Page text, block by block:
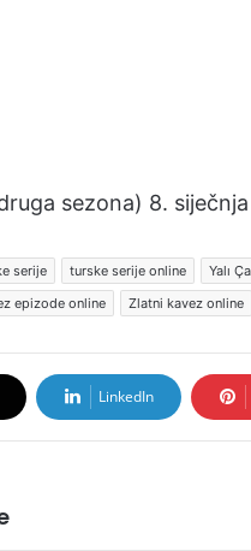
sezona) 8.
serije turske serije online Yalı
epizode online Zlatni kavez online
LinkedIn